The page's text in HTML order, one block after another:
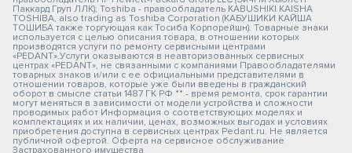
Паккард Груп ЛЛК); Toshiba - правообладатель KABUSHIKI KAISHA
TOSHIBA, also trading as Toshiba Corporation (КАБУШИКИ КАЙША
ТОШИБА также торгующая как Тосиба Корпорейшн). Товарные знаки
используется с целью описания товара, в отношении которых
производятся услуги по ремонту сервисными центрами
«PEDANT».Услуги оказываются в неавторизованных сервисных
центрах «PEDANT», не связанными с компаниями Правообладателями
товарных знаков и/или с ее официальными представителями в
отношении товаров, которые уже были введены в гражданский
оборот в смысле статьи 1487 ГК РФ ** - время ремонта, срок гарантии
могут меняться в зависимости от модели устройства и сложности
проводимых работ Информация о соответствующих моделях и
комплектациях и их наличии, ценах, возможных выгодах и условиях
приобретения доступна в сервисных центрах Pedant.ru. Не является
публичной офертой. Оферта на сервисное обслуживание
Застрахованного имущества